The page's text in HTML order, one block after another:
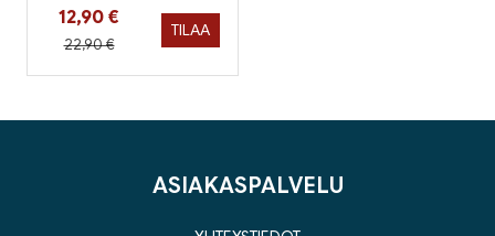
Hinta nyt
12,90 €
Hinta aiemmin
22,90 €
TILAA
ASIAKASPALVELU